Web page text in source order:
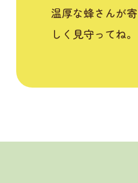
温厚な蜂さんが
しく見守ってね。